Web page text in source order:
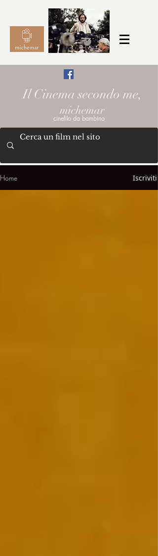
Il Cinema secondo me,
michemar
cinefilo da bambino
Home Iscriviti